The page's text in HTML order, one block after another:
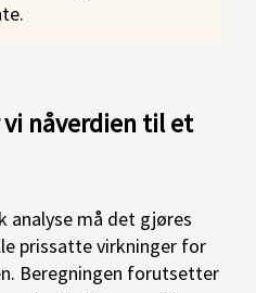
nåverdien til et
analyse må det gjøres
prissatte virkninger for
Beregningen forutsetter